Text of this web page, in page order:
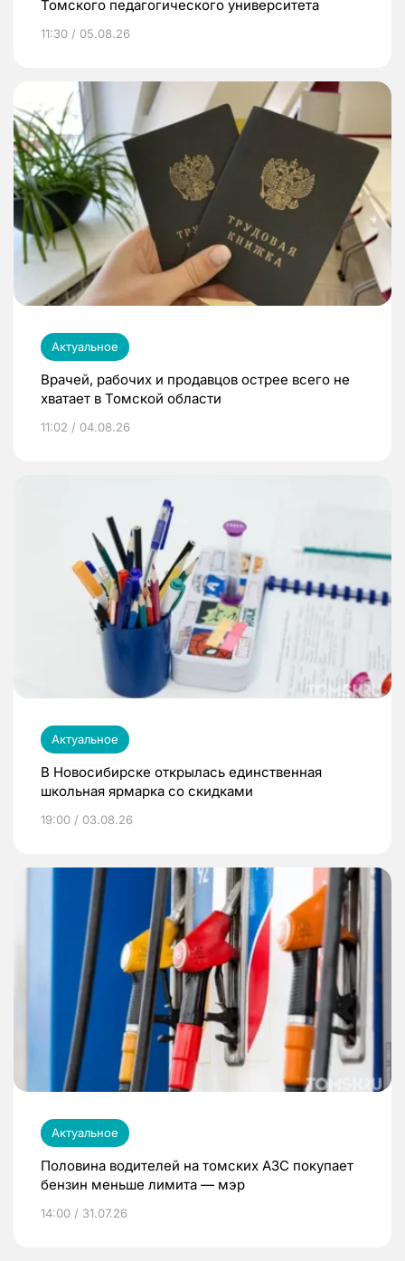
Томского педагогического университета
11:30 / 05.08.26
Актуальное
Врачей, рабочих и продавцов острее всего не
хватает в Томской области
11:02 / 04.08.26
Актуальное
В Новосибирске открылась единственная
школьная ярмарка со скидками
19:00 / 03.08.26
Актуальное
Половина водителей на томских АЗС покупает
бензин меньше лимита — мэр
14:00 / 31.07.26